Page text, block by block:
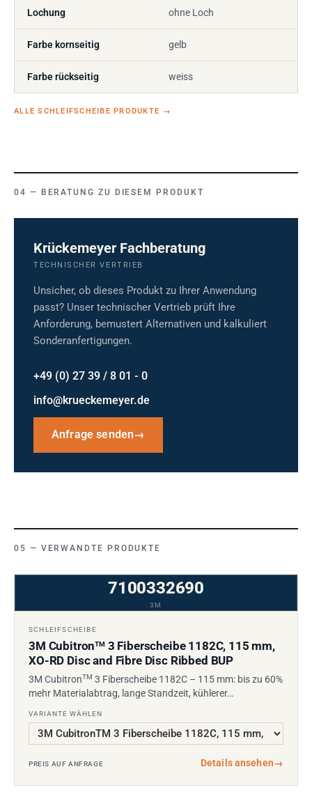
Lochung ohne Loch
Farbe kornseitig gelb
Farbe rückseitig weiss
ALLE SCHLEIFSCHEIBE PRODUKTE →
BERATUNG ZU DIESEM PRODUKT
Krückemeyer Fachberatung
TECHNISCHER VERTRIEB
Unsicher, ob dieses Produkt zu Ihrer Anwendung
passt? Unser technischer Vertrieb prüft Ihre
Anforderung, bemustert Alternativen und kalkuliert
Sonderanfertigungen.
+49 (0) 27 39 / 8 01 - 0
info@krueckemeyer.de
Anfrage senden→
VERWANDTE PRODUKTE
7100332690
3M
SCHLEIFSCHEIBE
3M CubitronTM3 Fiberscheibe 1182C, 115 mm,
XO-RD Disc and Fibre Disc Ribbed BUP
3M CubitronTM 3 Fiberscheibe 1182C – 115 mm: bis zu 60%
mehr Materialabtrag, lange Standzeit, kühlerer…
VARIANTE WÄHLEN
PREIS AUF ANFRAGE Details ansehen→